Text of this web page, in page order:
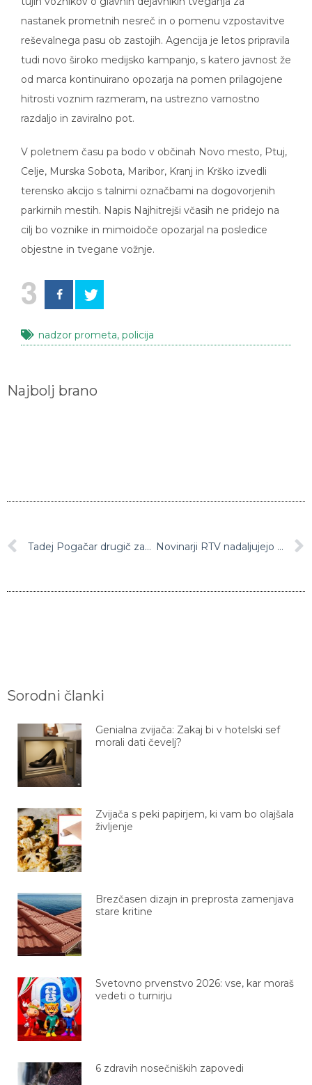
nastanek prometnih nesreč in o pomenu vzpostavitve
reševalnega pasu ob zastojih. Agencija je letos pripravila
tudi novo široko medijsko kampanjo, s katero javnost že
od marca kontinuirano opozarja na pomen prilagojene
hitrosti voznim razmeram, na ustrezno varnostno
razdaljo in zaviralno pot.
V poletnem času pa bodo v občinah Novo mesto, Ptuj,
Celje, Murska Sobota, Maribor, Kranj in Krško izvedli
terensko akcijo s talnimi označbami na dogovorjenih
parkirnih mestih. Napis Najhitrejši včasih ne pridejo na
cilj bo voznike in mimoidoče opozarjal na posledice
objestne in tvegane vožnje.
3
nadzor prometa, policija
Najbolj brano
Tadej Pogačar drugič zapovrstjo zmagovalec dirke po Sloveniji, dobil tudi zadnjo etapo Novinarji RTV nadaljujejo stavko, medtem programski svet odloča o novem direktorju nacionalne televizije
Sorodni članki
Genialna zvijača: Zakaj bi v hotelski sef
morali dati čevelj?
Zvijača s peki papirjem, ki vam bo olajšala
življenje
Brezčasen dizajn in preprosta zamenjava
stare kritine
Svetovno prvenstvo 2026: vse, kar moraš
vedeti o turnirju
6 zdravih nosečniških zapovedi